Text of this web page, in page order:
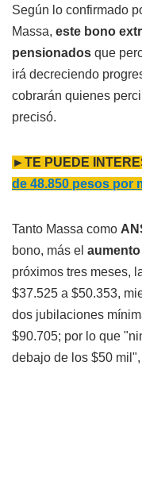
Según lo confirmado
Massa, este bono
pensionados que
irá decreciendo
cobrarán quienes
precisó.
►TE PUEDE
de 48.850 pesos por
Tanto Massa como
bono, más el aumento
próximos tres meses,
$37.525 a $50.353,
dos jubilaciones
$90.705; por lo que
debajo de los $50